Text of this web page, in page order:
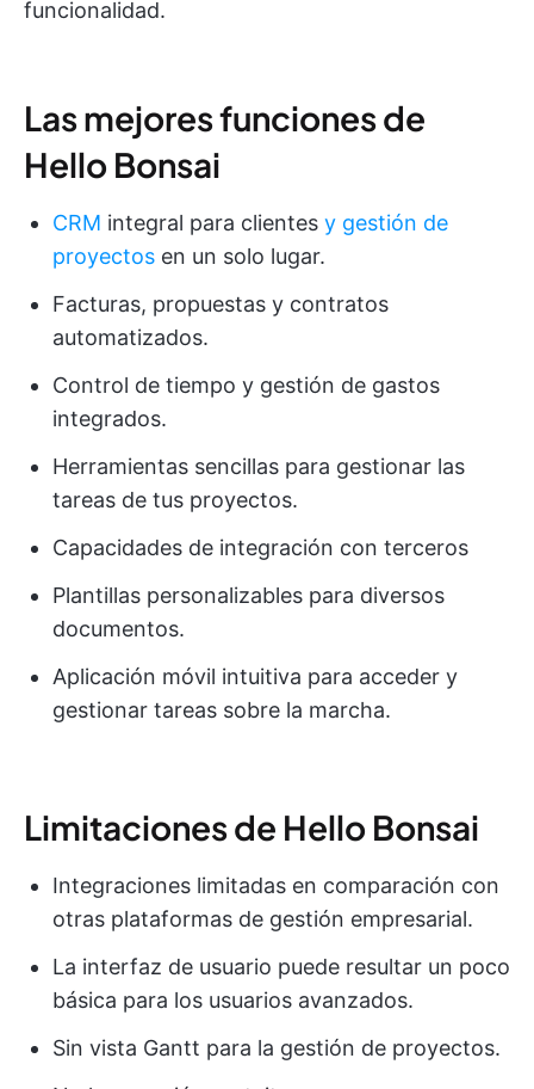
funcionalidad.
Las mejores funciones de
Hello Bonsai
CRM integral para clientes y gestión de
proyectos en un solo lugar.
Facturas, propuestas y contratos
automatizados.
Control de tiempo y gestión de gastos
integrados.
Herramientas sencillas para gestionar las
tareas de tus proyectos.
Capacidades de integración con terceros
Plantillas personalizables para diversos
documentos.
Aplicación móvil intuitiva para acceder y
gestionar tareas sobre la marcha.
Limitaciones de Hello Bonsai
Integraciones limitadas en comparación con
otras plataformas de gestión empresarial.
La interfaz de usuario puede resultar un poco
básica para los usuarios avanzados.
Sin vista Gantt para la gestión de proyectos.